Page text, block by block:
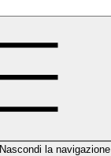
Nascondi la navigazione